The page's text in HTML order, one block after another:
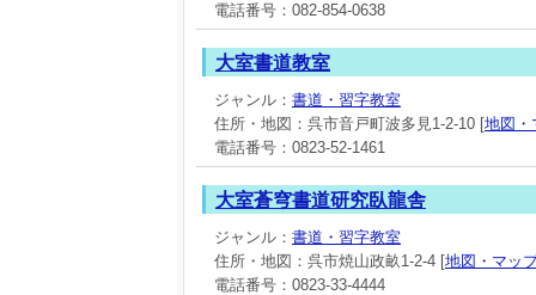
電話番号：082-854-0638
大室書道教室
ジャンル： 書道・習字教室
住所・地図：呉市音戸町波多見1-2-10 [地図・
電話番号：0823-52-1461
大室蒼穹書道研究臥龍舎
ジャンル： 書道・習字教室
住所・地図：呉市焼山政畝1-2-4 [地図・マッ
電話番号：0823-33-4444